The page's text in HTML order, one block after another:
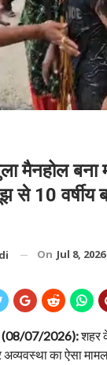
मैनहोल बना
10 वर्षीय
On Jul 8, 2026
07/2026):शहर
अव्यवस्था का ऐसा